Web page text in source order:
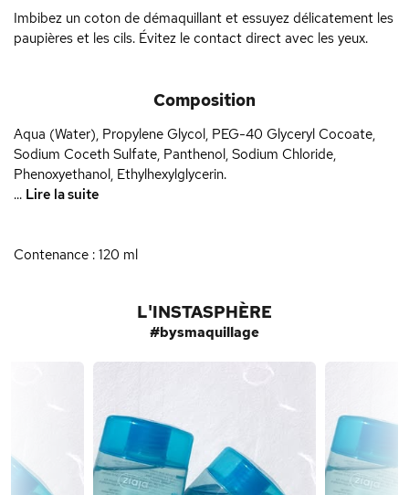
Imbibez un coton de démaquillant et essuyez délicatement les
paupières et les cils. Évitez le contact direct avec les yeux.
Composition
Aqua (Water), Propylene Glycol, PEG-40 Glyceryl Cocoate,
Sodium Coceth Sulfate, Panthenol, Sodium Chloride,
Phenoxyethanol, Ethylhexylglycerin.
... Lire la suite
Contenance : 120 ml
L'INSTASPHÈRE
#bysmaquillage